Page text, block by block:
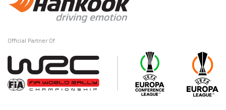
Official Partner Of